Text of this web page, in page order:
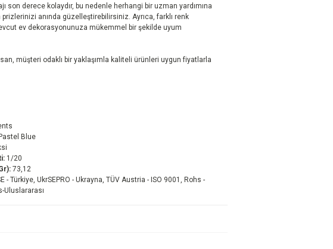
son derece kolaydır, bu nedenle herhangi bir uzman yardımına
anında güzelleştirebilirsiniz. Ayrıca, farklı renk
ev dekorasyonunuza mükemmel bir şekilde uyum
müşteri odaklı bir yaklaşımla kaliteli ürünleri uygun fiyatlarla
Blue
1/20
73,12
- Türkiye, UkrSEPRO - Ukrayna, TÜV Austria - ISO 9001, Rohs -
Uluslararası